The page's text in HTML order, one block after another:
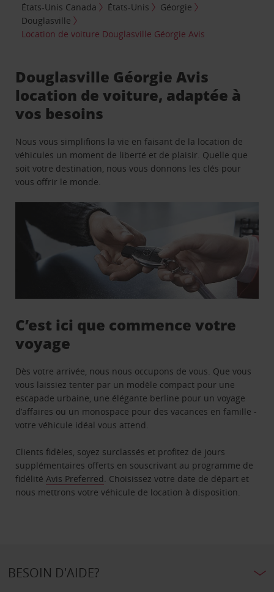
États-Unis Canada
États-Unis
Géorgie
Douglasville
Location de voiture Douglasville Géorgie Avis
Douglasville Géorgie Avis
location de voiture, adaptée à
vos besoins
Nous vous simplifions la vie en faisant de la location de
véhicules un moment de liberté et de plaisir. Quelle que
soit votre destination, nous vous donnons les clés pour
vous offrir le monde.
C’est ici que commence votre
voyage
Dès votre arrivée, nous nous occupons de vous. Que vous
vous laissiez tenter par un modèle compact pour une
escapade urbaine, une élégante berline pour un voyage
d’affaires ou un monospace pour des vacances en famille -
votre véhicule idéal vous attend.
Clients fidèles, soyez surclassés et profitez de jours
supplémentaires offerts en souscrivant au programme de
fidélitéAvis Preferred. Choisissez votre date de départ et
nous mettrons votre véhicule de location à disposition.
BESOIN D'AIDE?